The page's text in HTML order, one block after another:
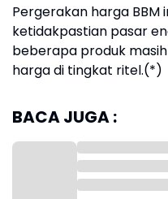
Pergerakan harga BBM
ketidakpastian pasar
beberapa produk
harga di tingkat ritel.(*)
BACA JUGA :